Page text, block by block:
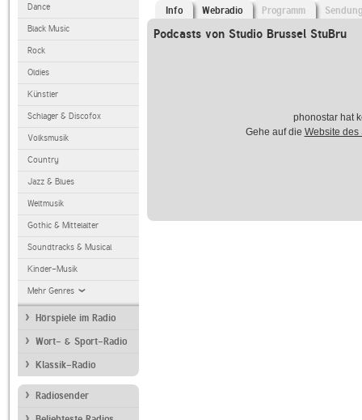
Dance
Black Music
Rock
Oldies
Künstler
Schlager & Discofox
Volksmusik
Country
Jazz & Blues
Weltmusik
Gothic & Mittelalter
Soundtracks & Musical
Kinder-Musik
Mehr Genres
Hörspiele im Radio
Wort- & Sport-Radio
Klassik-Radio
Radiosender
Info Webradio Programm
Podcasts von Studio Brussel StuBru
phonostar hat
Gehe auf die Website des